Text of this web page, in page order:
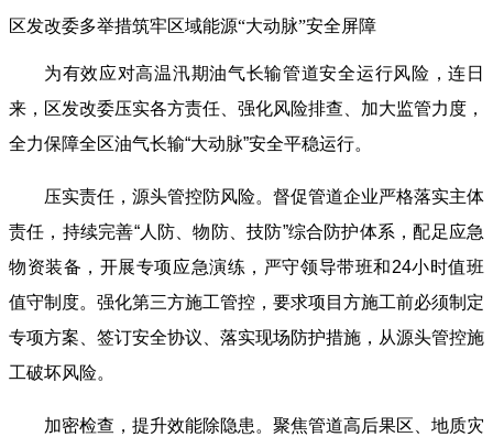
区发改委多举措筑牢区域能源“大动脉”安全屏障
为有效应对高温汛期油气长输管道安全运行风险，连日
来，区发改委压实各方责任、强化风险排查、加大监管力度，
全力保障全区油气长输“大动脉”安全平稳运行。
压实责任，源头管控防风险。督促管道企业严格落实主体
责任，持续完善“人防、物防、技防”综合防护体系，配足应急
物资装备，开展专项应急演练，严守领导带班和24小时值班
值守制度。强化第三方施工管控，要求项目方施工前必须制定
专项方案、签订安全协议、落实现场防护措施，从源头管控施
工破坏风险。
加密检查，提升效能除隐患。聚焦管道高后果区、地质灾